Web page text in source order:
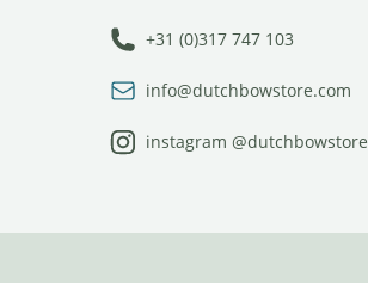
+31 (0)317 747 103
info@dutchbowstore.com
instagram @dutchbowstore